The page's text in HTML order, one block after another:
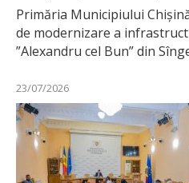
Primăria Municipiului
de modernizare a
”Alexandru cel Bun” din
23/07/2026